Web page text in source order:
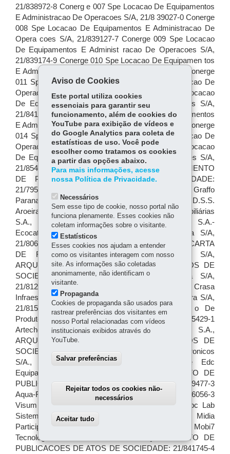
Aviso de Cookies
Este portal utiliza cookies
essenciais para garantir seu
funcionamento, além de cookies do
YouTube para exibição de vídeos e
do Google Analytics para coleta de
estatísticas de uso. Você pode
escolher como tratamos os cookies
a partir das opções abaixo.
Para mais informações, acesse
nossa Política de Privacidade.
Necessários
Sem esse tipo de cookie, nosso portal não
funciona plenamente. Esses cookies não
coletam informações sobre o visitante.
Estatísticos
Esses cookies nos ajudam a entender
como os visitantes interagem com nosso
site. As informações são coletadas
anonimamente, não identificam o
visitante.
Propaganda
Cookies de propaganda são usados para
rastrear preferências dos visitantes em
nosso Portal relacionadas com vídeos
institucionais exibidos através do
YouTube.
Salvar preferências
Rejeitar todos os cookies não-
necessários
Aceitar tudo